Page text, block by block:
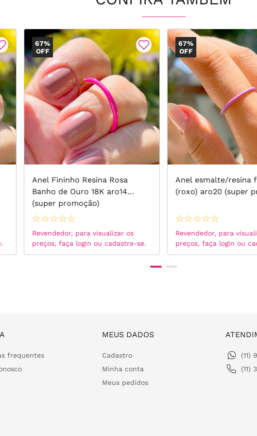
67%
OFF
Anel Fininho Resina Rosa
Banho de Ouro 18K aro14
(super promoção)
☆☆☆☆☆
Revendedor, para visualizar os
preços, faça login ou cadastre-se.
67%
OFF
Anel esmalte/resina
(roxo) aro20 (super
☆☆☆☆☆
Revendedor, para
preços, faça login ou
frequentes
MEUS DADOS
Cadastro
Minha conta
Meus pedidos
(11)
(11)